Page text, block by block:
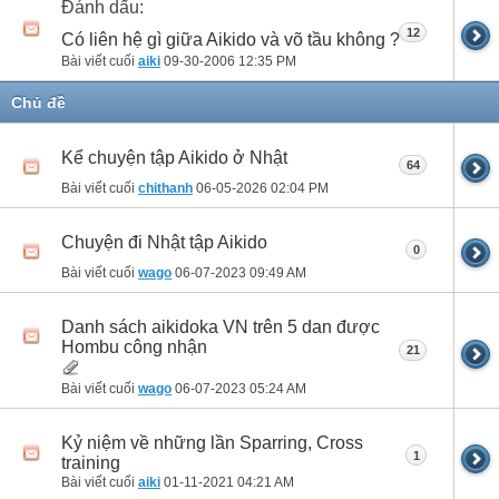
Đánh dấu:
Có liên hệ gì giữa Aikido và võ tầu không ?
Bài viết cuối aiki 09-30-2006 12:35 PM
12
Chủ đề
Kể chuyện tập Aikido ở Nhật
Bài viết cuối chithanh 06-05-2026 02:04 PM
64
Chuyện đi Nhật tập Aikido
Bài viết cuối wago 06-07-2023 09:49 AM
0
Danh sách aikidoka VN trên 5 dan được
Hombu công nhận
Bài viết cuối wago 06-07-2023 05:24 AM
21
Kỷ niệm về những lần Sparring, Cross
training
Bài viết cuối aiki 01-11-2021 04:21 AM
1